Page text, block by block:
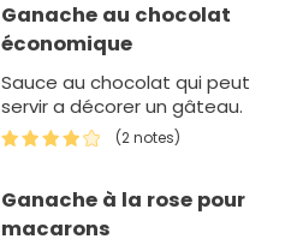
Ganache au chocolat
économique
Sauce au chocolat qui peut
servir a décorer un gâteau.
(2 notes)
Ganache à la rose pour
macarons